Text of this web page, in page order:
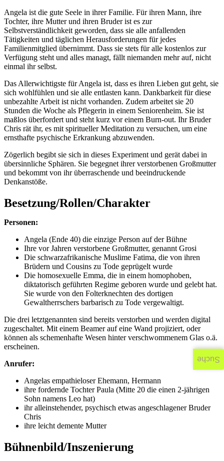
Angela ist die gute Seele in ihrer Familie. Für ihren Mann, ihre
Tochter, ihre Mutter und ihren Bruder ist es zur
Selbstverständlichkeit geworden, dass sie alle anfallenden
Tätigkeiten und täglichen Herausforderungen für jedes
Familienmitglied übernimmt. Dass sie stets für alle kostenlos zur
Verfügung steht und alles managt, fällt niemanden mehr auf, nicht
einmal ihr selbst.
Das Allerwichtigste für Angela ist, dass es ihren Lieben gut geht, sie
sich wohlfühlen und sie alle entlasten kann. Dankbarkeit für diese
unbezahlte Arbeit ist nicht vorhanden. Zudem arbeitet sie 20
Stunden die Woche als Pflegerin in einem Seniorenheim. Sie ist
maßlos überfordert und steht kurz vor einem Burn-out. Ihr Bruder
Chris rät ihr, es mit spiritueller Meditation zu versuchen, um eine
ernsthafte psychische Erkrankung abzuwenden.
Zögerlich begibt sie sich in dieses Experiment und gerät dabei in
übersinnliche Sphären. Sie begegnet ihrer verstorbenen Großmutter
und bekommt von ihr überraschende und beeindruckende
Denkanstöße.
Besetzung/Rollen/Charakter
Personen:
Angela (Ende 40) die einzige Person auf der Bühne
Ihre vor Jahren verstorbene Großmutter, genannt Grosi
Die schwarzafrikanische Muslime Fatima, die von ihren
Brüdern und Cousins zu Tode geprügelt wurde
Die homosexuelle Emma, die in einem homophoben,
diktatorisch geführten Regime geboren wurde und gelebt hat.
Sie wurde von den Folterknechten des dortigen
Gewaltherrschers barbarisch zu Tode vergewaltigt.
Die drei letztgenannten sind bereits verstorben und werden digital
zugeschaltet. Mit einem Beamer auf eine Wand projiziert, oder
können als schemenhafte Wesen hinter verschwommenem Glas o.ä.
erscheinen.
Anrufer:
Angelas empathieloser Ehemann, Hermann
ihre fordernde Tochter Paula (Mitte 20 die einen 2-jährigen
Sohn namens Leo hat)
ihr alleinstehender, psychisch etwas angeschlagener Bruder
Chris
ihre leicht demente Mutter
Bühnenbild/Inszenierung
Suche